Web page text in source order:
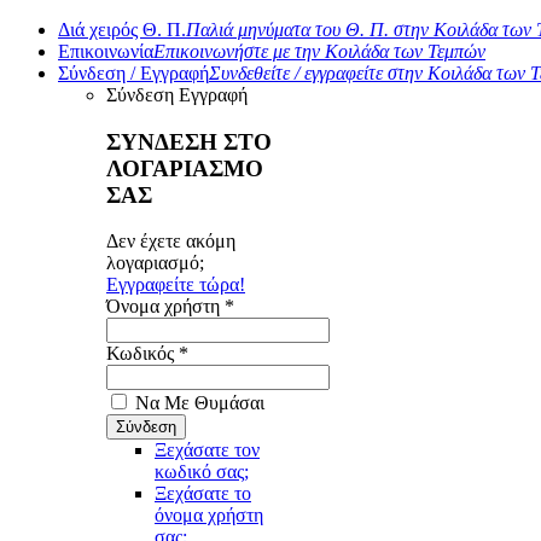
Διά χειρός Θ. Π.Παλιά μηνύματα του Θ. Π. στην Κοιλάδα των
ΕπικοινωνίαΕπικοινωνήστε με την Κοιλάδα των Τεμπών
Σύνδεση / ΕγγραφήΣυνδεθείτε / εγγραφείτε στην Κοιλάδα των
Σύνδεση Εγγραφή
ΣΥΝΔΕΣΗ ΣΤΟ
ΛΟΓΑΡΙΑΣΜΟ
ΣΑΣ
Δεν έχετε ακόμη
λογαριασμό;
Εγγραφείτε τώρα!
Όνομα χρήστη *
Κωδικός *
Να Με Θυμάσαι
Ξεχάσατε τον
κωδικό σας;
Ξεχάσατε το
όνομα χρήστη